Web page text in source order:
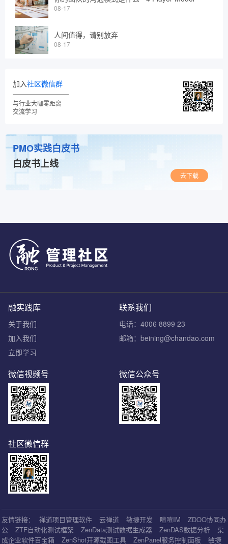
08-17
人间值得，请别放弃
08-17
加入社区微信群
与行业大咖零距离
交流学习
PMO实践白皮书
白皮书上线
去下载
联系我们
电话：4006 8899 23
邮箱：beining@chandao.com
融实践库
关于我们
加入我们
立即学习
微信公众号
微信视频号
社区微信群
友情链接： 禅道项目管理软件 云禅道 敏捷开发 喧喧IM
ZDOO协同办
公
ZTF自动化测试框架 ZenData测试数据生成器 ZenDAS数据分析
渠
成企业软件百宝箱
ZenShot开源截图工具 ZenPanel服务控制面板 敏捷